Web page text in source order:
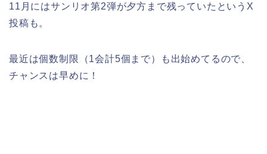
11月にはサンリオ第2弾が夕方まで残っていたというX
投稿も。
最近は個数制限（1会計5個まで）も出始めてるので、
チャンスは早めに！